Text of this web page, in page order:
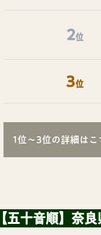
2位
3位
1位〜3位の詳細はこ
【五十音順】奈